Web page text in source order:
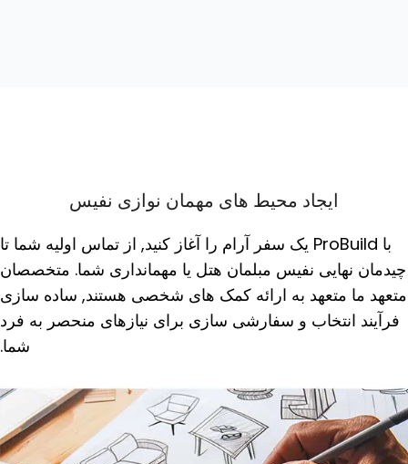
ایجاد محیط های مهمان نوازی نفیس
با ProBuild یک سفر آرام را آغاز کنید, از تماس اولیه شما تا
چیدمان نهایی نفیس مبلمان هتل یا مهمانداری شما. متخصصان
متعهد ما متعهد به ارائه کمک های شخصی هستند, ساده سازی
فرآیند انتخاب و سفارشی سازی برای نیازهای منحصر به فرد
شما.